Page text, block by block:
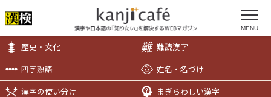
MENU
歴史・文化 難読漢字
四字熟語 姓名・名づけ
漢字の使い分け まぎらわしい漢字